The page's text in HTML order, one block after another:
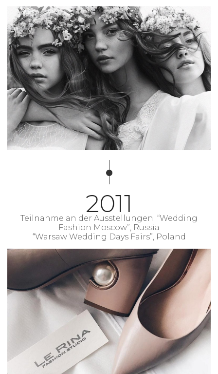
2011
Teilnahme an der Ausstellungen “Wedding
Fashion Moscow”, Russia
“Warsaw Wedding Days Fairs”, Poland